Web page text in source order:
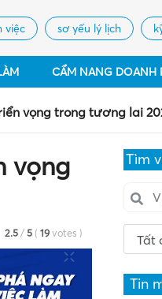
việc sơ yếu lý lịch
CẨM NANG DOANH
vọng trong tương lai
vọng
2.5 / 5 ( 19 votes )
Tìm
Tin